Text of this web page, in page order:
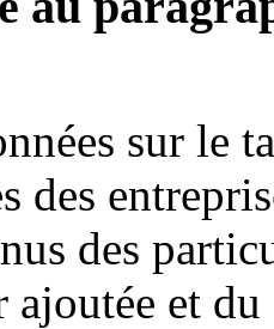
sur le
des
des
ajoutée et